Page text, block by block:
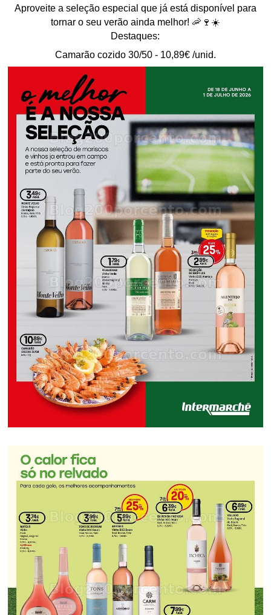
Aproveite a seleção especial que já está disponível para
tornar o seu verão ainda melhor! 🦐🍷☀️
Destaques:
Camarão cozido 30/50 - 10,89€ /unid.